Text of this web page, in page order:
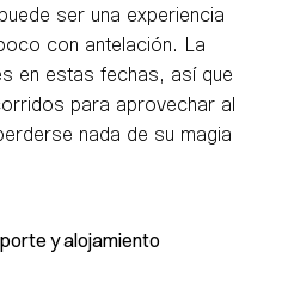
puede ser una experiencia
con antelación. La
en estas fechas, así que
para aprovechar al
nada de su magia
y alojamiento